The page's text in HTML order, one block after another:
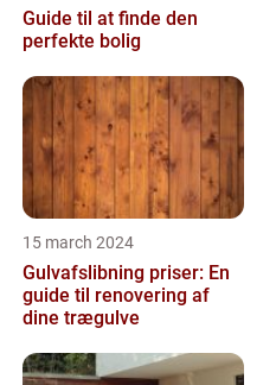
Guide til at finde den
perfekte bolig
15 march 2024
Gulvafslibning priser: En
guide til renovering af
dine trægulve